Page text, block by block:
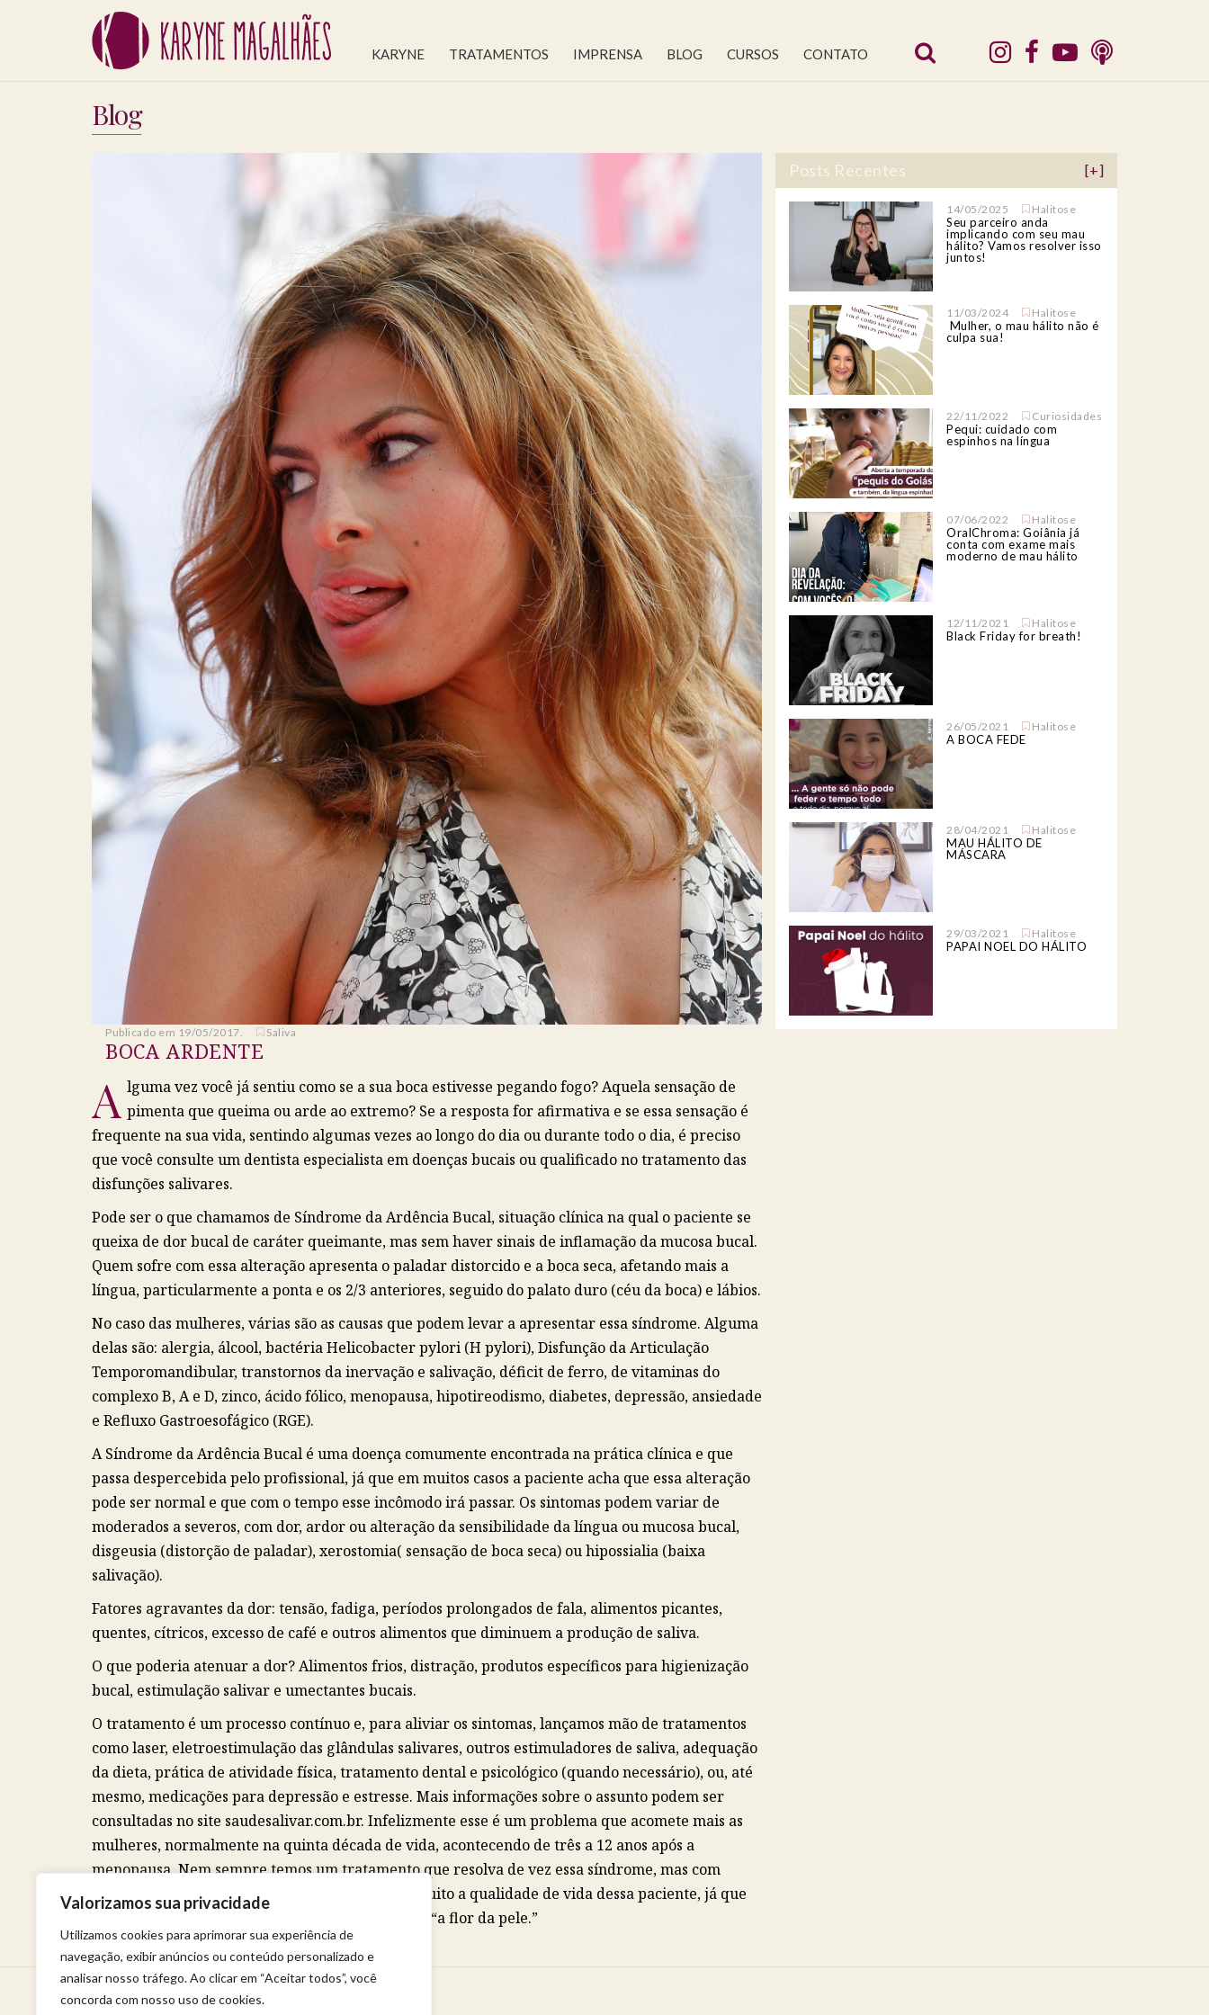
Valorizamos sua privacidade
Utilizamos cookies para aprimorar sua experiência de
navegação, exibir anúncios ou conteúdo personalizado e
analisar nosso tráfego. Ao clicar em “Aceitar todos”, você
concorda com nosso uso de cookies.
KARYNE TRATAMENTOS IMPRENSA BLOG CURSOS CONTATO
Blog
Publicado em 19/05/2017. Saliva
BOCA ARDENTE
A lguma vez você já sentiu como se a sua boca estivesse pegando fogo? Aquela sensação de
pimenta que queima ou arde ao extremo? Se a resposta for afirmativa e se essa sensação é
frequente na sua vida, sentindo algumas vezes ao longo do dia ou durante todo o dia, é preciso
que você consulte um dentista especialista em doenças bucais ou qualificado no tratamento das
disfunções salivares.
Pode ser o que chamamos de Síndrome da Ardência Bucal, situação clínica na qual o paciente se
queixa de dor bucal de caráter queimante, mas sem haver sinais de inflamação da mucosa bucal.
Quem sofre com essa alteração apresenta o paladar distorcido e a boca seca, afetando mais a
língua, particularmente a ponta e os 2/3 anteriores, seguido do palato duro (céu da boca) e lábios.
No caso das mulheres, várias são as causas que podem levar a apresentar essa síndrome. Alguma
delas são: alergia, álcool, bactéria Helicobacter pylori (H pylori), Disfunção da Articulação
Temporomandibular, transtornos da inervação e salivação, déficit de ferro, de vitaminas do
complexo B, A e D, zinco, ácido fólico, menopausa, hipotireodismo, diabetes, depressão, ansiedade
e Refluxo Gastroesofágico (RGE).
A Síndrome da Ardência Bucal é uma doença comumente encontrada na prática clínica e que
passa despercebida pelo profissional, já que em muitos casos a paciente acha que essa alteração
pode ser normal e que com o tempo esse incômodo irá passar. Os sintomas podem variar de
moderados a severos, com dor, ardor ou alteração da sensibilidade da língua ou mucosa bucal,
disgeusia (distorção de paladar), xerostomia( sensação de boca seca) ou hipossialia (baixa
salivação).
Fatores agravantes da dor: tensão, fadiga, períodos prolongados de fala, alimentos picantes,
quentes, cítricos, excesso de café e outros alimentos que diminuem a produção de saliva.
O que poderia atenuar a dor? Alimentos frios, distração, produtos específicos para higienização
bucal, estimulação salivar e umectantes bucais.
O tratamento é um processo contínuo e, para aliviar os sintomas, lançamos mão de tratamentos
como laser, eletroestimulação das glândulas salivares, outros estimuladores de saliva, adequação
da dieta, prática de atividade física, tratamento dental e psicológico (quando necessário), ou, até
mesmo, medicações para depressão e estresse. Mais informações sobre o assunto podem ser
consultadas no site saudesalivar.com.br. Infelizmente esse é um problema que acomete mais as
mulheres, normalmente na quinta década de vida, acontecendo de três a 12 anos após a
menopausa. Nem sempre temos um tratamento que resolva de vez essa síndrome, mas com
certeza os tratamentos oferecidos melhorarão muito a qualidade de vida dessa paciente, já que
essa doença pode deixar a mulher com os nervos “a flor da pele.”
Posts Recentes [+]
14/05/2025 Halitose
Seu parceiro anda
implicando com seu mau
hálito? Vamos resolver isso
juntos!
11/03/2024 Halitose
Mulher, o mau hálito não é
culpa sua!
22/11/2022 Curiosidades
Pequi: cuidado com
espinhos na língua
07/06/2022 Halitose
OralChroma: Goiânia já
conta com exame mais
moderno de mau hálito
12/11/2021 Halitose
Black Friday for breath!
26/05/2021 Halitose
A BOCA FEDE
28/04/2021 Halitose
MAU HÁLITO DE
MÁSCARA
29/03/2021 Halitose
PAPAI NOEL DO HÁLITO
Venha viver uma experiência de bem-estar.